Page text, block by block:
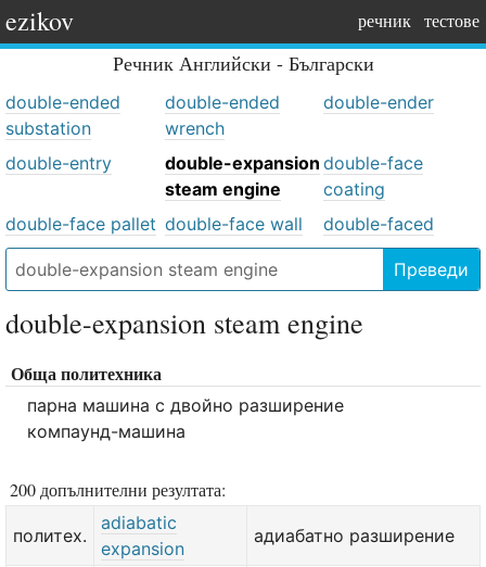
ezikov речник тестове
Речник Английски - Български
double-ended
substation
double-ended
wrench
double-ender
double-entry
double-expansion
steam engine
double-face
coating
double-face pallet double-face wall double-faced
Преведи
double-expansion steam engine
Обща политехника
парна машина с двойно разширение
компаунд-машина
200 допълнителни резултата:
политех.
adiabatic
expansion
адиабатно разширение